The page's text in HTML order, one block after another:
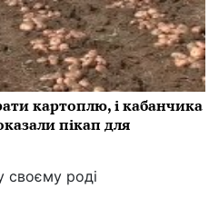
картоплю, і кабанчика
пікап для
своєму роді